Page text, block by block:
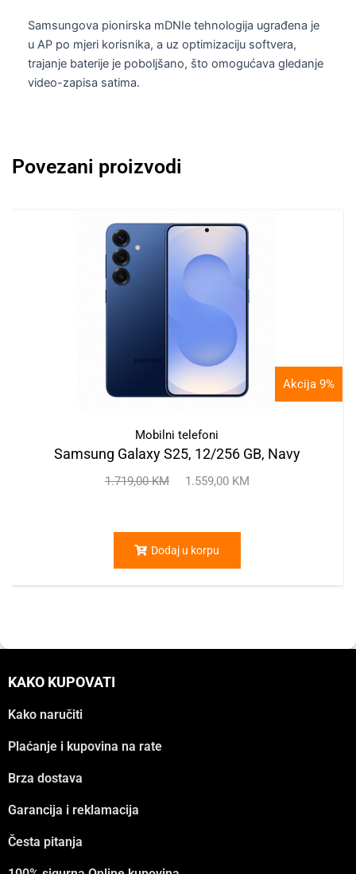
Samsungova pionirska mDNIe tehnologija ugrađena je
u AP po mjeri korisnika, a uz optimizaciju softvera,
trajanje baterije je poboljšano, što omogućava gledanje
video-zapisa satima.
Povezani proizvodi
Akcija 9%
Mobilni telefoni
Samsung Galaxy S25, 12/256 GB, Navy
1.719,00KM 1.559,00 KM
Dodaj u korpu
KAKO KUPOVATI
Kako naručiti
Plaćanje i kupovina na rate
Brza dostava
Garancija i reklamacija
Česta pitanja